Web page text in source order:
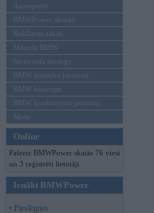
Autosports
BMWPower aktuāli
Reklāmas raksti
Mēneša BMW
Sērijveida tūnings
BMW pasaules jaunumi
BMW koncepti
BMW konkurentu jaunumi
Moto
Online
Pašreiz BMWPower skatās 76 viesi
un 3 reģistrēti lietotāji.
Ienākt BMWPower
• Pieslēgties